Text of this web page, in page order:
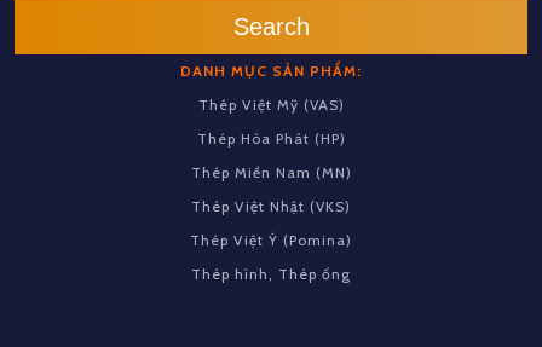
Search
DANH MỤC SẢN PHẨM:
Thép Việt Mỹ (VAS)
Thép Hòa Phát (HP)
Thép Miền Nam (MN)
Thép Việt Nhật (VKS)
Thép Việt Ý (Pomina)
Thép hình, Thép ống